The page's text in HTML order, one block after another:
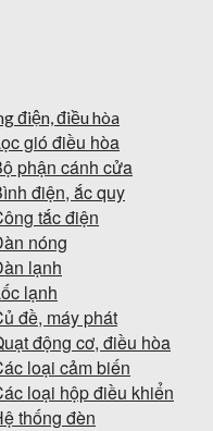
điện, điều hòa
gió điều hòa
phận cánh cửa
điện, ắc quy
tắc điện
nóng
lạnh
lạnh
đề, máy phát
động cơ, điều hòa
loại cảm biến
loại hộp điều khiển
thống đèn